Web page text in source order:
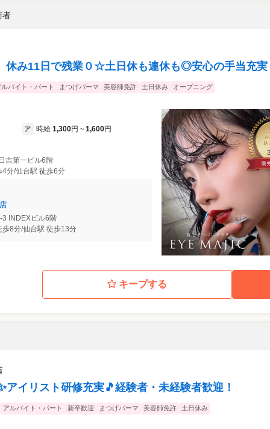
者
休み11日で残業０☆土日休も連休も◎安心の手当充実
バイト・パート まつげパーマ 美容師免許 土日休み オープニング
ア 時給 1,300円 ~ 1,600円
吉第一ビル6階
分/仙台駅 徒歩6分
3 INDEXビル6階
8分/仙台駅 徒歩13分
キープする
アイリスト研修充実🎵経験者・未経験者歓迎！
アルバイト・パート 新卒歓迎 まつげパーマ 美容師免許 土日休み